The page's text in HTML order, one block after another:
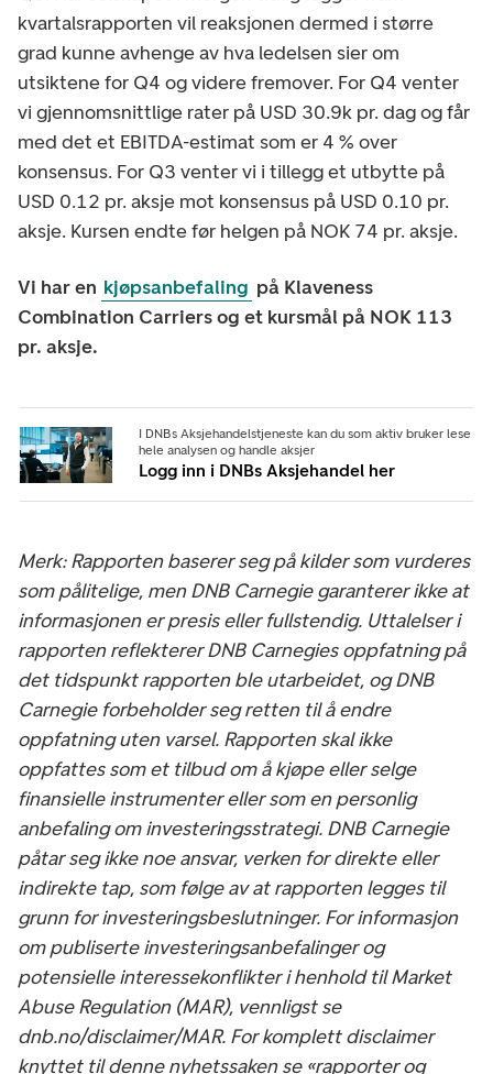
kvartalsrapporten vil reaksjonen dermed i større
grad kunne avhenge av hva ledelsen sier om
utsiktene for Q4 og videre fremover. For Q4 venter
vi gjennomsnittlige rater på USD 30.9k pr. dag og får
med det et EBITDA-estimat som er 4 % over
konsensus. For Q3 venter vi i tillegg et utbytte på
USD 0.12 pr. aksje mot konsensus på USD 0.10 pr.
aksje. Kursen endte før helgen på NOK 74 pr. aksje.
Vi har en kjøpsanbefaling på Klaveness
Combination Carriers og et kursmål på NOK 113
pr. aksje.
I DNBs Aksjehandelstjeneste kan du som aktiv bruker lese
hele analysen og handle aksjer
Logg inn i DNBs Aksjehandel her
Merk: Rapporten baserer seg på kilder som vurderes
som pålitelige, men DNB Carnegie garanterer ikke at
informasjonen er presis eller fullstendig. Uttalelser i
rapporten reflekterer DNB Carnegies oppfatning på
det tidspunkt rapporten ble utarbeidet, og DNB
Carnegie forbeholder seg retten til å endre
oppfatning uten varsel. Rapporten skal ikke
oppfattes som et tilbud om å kjøpe eller selge
finansielle instrumenter eller som en personlig
anbefaling om investeringsstrategi. DNB Carnegie
påtar seg ikke noe ansvar, verken for direkte eller
indirekte tap, som følge av at rapporten legges til
grunn for investeringsbeslutninger. For informasjon
om publiserte investeringsanbefalinger og
potensielle interessekonflikter i henhold til Market
Abuse Regulation (MAR), vennligst se
dnb.no/disclaimer/MAR. For komplett disclaimer
knyttet til denne nyhetssaken se «rapporter og